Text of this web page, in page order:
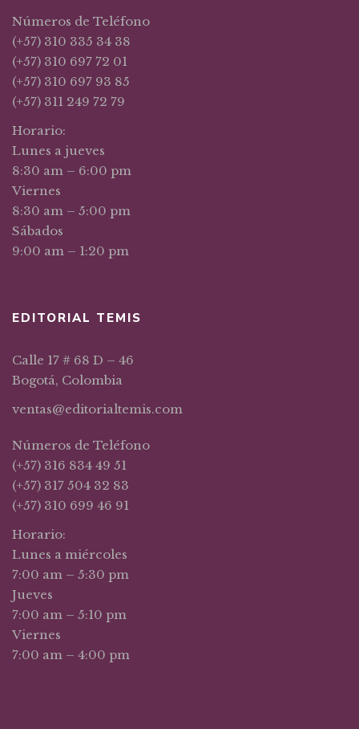
Números de Teléfono
(+57) 310 335 34 38
(+57) 310 697 72 01
(+57) 310 697 93 85
(+57) 311 249 72 79
Horario:
Lunes a jueves
8:30 am – 6:00 pm
Viernes
8:30 am – 5:00 pm
Sábados
9:00 am – 1:20 pm
EDITORIAL TEMIS
Calle 17 # 68 D – 46
Bogotá, Colombia
ventas@editorialtemis.com
Números de Teléfono
(+57) 316 834 49 51
(+57) 317 504 32 83
(+57) 310 699 46 91
Horario:
Lunes a miércoles
7:00 am – 5:30 pm
Jueves
7:00 am – 5:10 pm
Viernes
7:00 am – 4:00 pm